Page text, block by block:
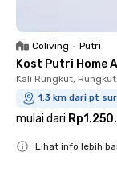
Coliving • Putri
Kost Putri Home
Kali Rungkut, Rungkut
1.3 km dari pt
mulai dari
Lihat info lebih